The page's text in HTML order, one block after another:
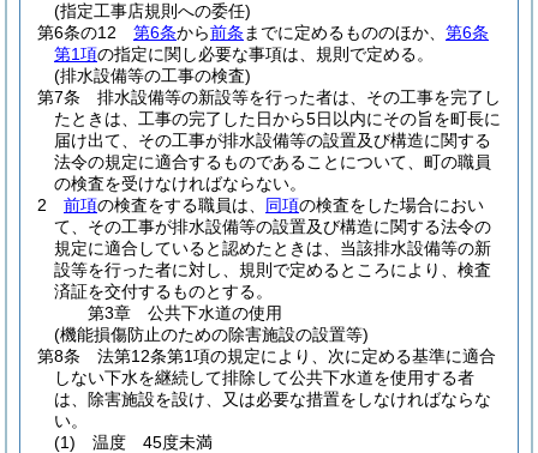
(指定工事店規則への委任)
第6条の12
第6条から前条 までに定めるもののほか、 第6条
第1項の指定に関し必要な事項は、規則で定める。
(排水設備等の工事の検査)
第7条
排水設備等の新設等を行った者は、その工事を完了し
たときは、工事の完了した日から5日以内にその旨を町長に
届け出て、その工事が排水設備等の設置及び構造に関する
法令の規定に適合するものであることについて、町の職員
の検査を受けなければならない。
2
前項の検査をする職員は、 同項の検査をした場合におい
て、その工事が排水設備等の設置及び構造に関する法令の
規定に適合していると認めたときは、当該排水設備等の新
設等を行った者に対し、規則で定めるところにより、検査
済証を交付するものとする。
第3章
公共下水道の使用
(機能損傷防止のための除害施設の設置等)
第8条
法第12条第1項の規定により、次に定める基準に適合
しない下水を継続して排除して公共下水道を使用する者
は、除害施設を設け、又は必要な措置をしなければならな
い。
(1)
温度 45度未満